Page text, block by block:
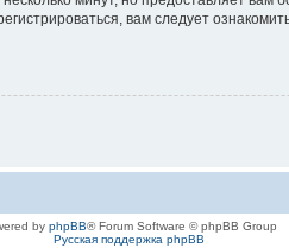
вам следует
by phpBB® Forum Software © phpBB Group
Русская поддержка phpBB